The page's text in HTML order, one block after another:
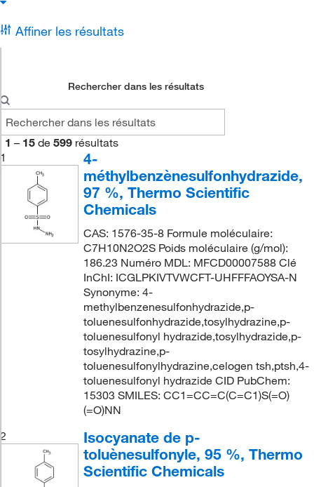
Affiner les résultats
Rechercher dans les résultats
1 – 15 de 599 résultats
1
4-
méthylbenzènesulfonhydrazide,
97 %, Thermo Scientific
Chemicals
CAS: 1576-35-8 Formule moléculaire:
C7H10N2O2S Poids moléculaire (g/mol):
186.23 Numéro MDL: MFCD00007588 Clé
InChI: ICGLPKIVTVWCFT-UHFFFAOYSA-N
Synonyme: 4-
methylbenzenesulfonhydrazide,p-
toluenesulfonhydrazide,tosylhydrazine,p-
toluenesulfonyl hydrazide,tosylhydrazide,p-
tosylhydrazine,p-
toluenesulfonylhydrazine,celogen tsh,ptsh,4-
toluenesulfonyl hydrazide CID PubChem:
15303 SMILES: CC1=CC=C(C=C1)S(=O)
(=O)NN
2
Isocyanate de p-
toluènesulfonyle, 95 %, Thermo
Scientific Chemicals